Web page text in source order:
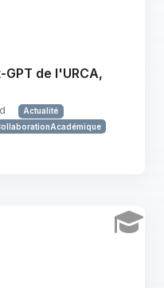
GPT de l'URCA,
Actualité